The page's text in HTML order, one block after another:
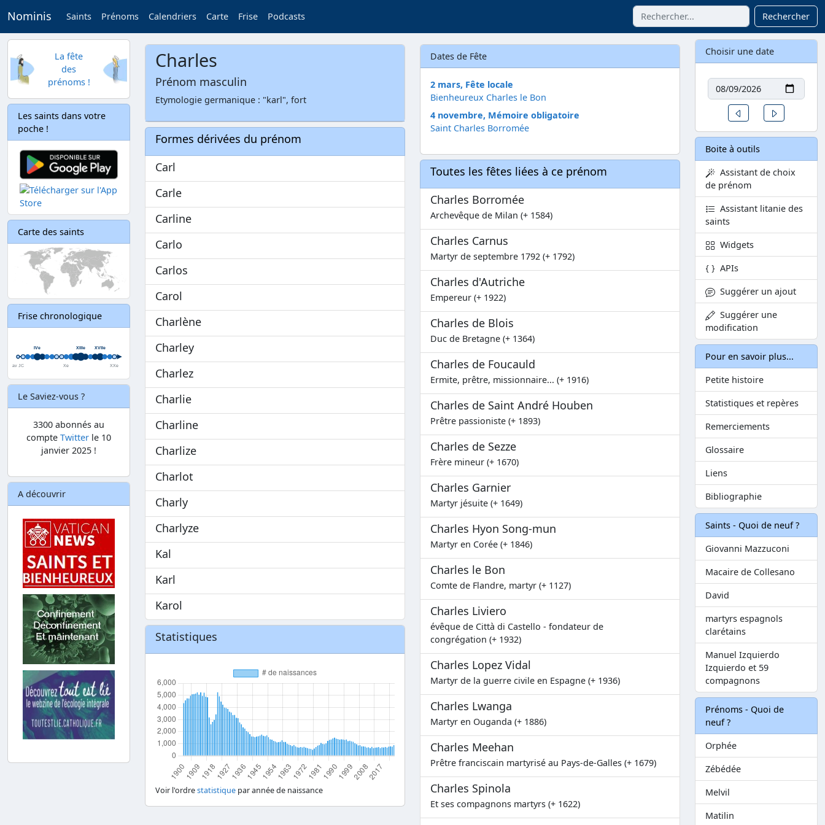
Nominis Saints Prénoms Calendriers Carte Frise Podcasts Rechercher
La fête
des
prénoms !
Les saints dans votre
poche !
Carte des saints
Frise chronologique
Le Saviez-vous ?
3300 abonnés au
compte Twitter le 10
janvier 2025 !
A découvrir
Charles
Prénom masculin
Etymologie germanique : "karl", fort
Formes dérivées du prénom
Carl
Carle
Carline
Carlo
Carlos
Carol
Charlène
Charley
Charlez
Charlie
Charline
Charlize
Charlot
Charly
Charlyze
Kal
Karl
Karol
Statistiques
Voir l'ordrestatistique par année de naissance
Dates de Fête
2 mars, Fête locale
Bienheureux Charles le Bon
4 novembre, Mémoire obligatoire
Saint Charles Borromée
Toutes les fêtes liées à ce prénom
Charles Borromée
Archevêque de Milan (+ 1584)
Charles Carnus
Martyr de septembre 1792 (+ 1792)
Charles d'Autriche
Empereur (+ 1922)
Charles de Blois
Duc de Bretagne (+ 1364)
Charles de Foucauld
Ermite, prêtre, missionnaire... (+ 1916)
Charles de Saint André Houben
Prêtre passioniste (+ 1893)
Charles de Sezze
Frère mineur (+ 1670)
Charles Garnier
Martyr jésuite (+ 1649)
Charles Hyon Song-mun
Martyr en Corée (+ 1846)
Charles le Bon
Comte de Flandre, martyr (+ 1127)
Charles Liviero
évêque de Città di Castello - fondateur de
congrégation (+ 1932)
Charles Lopez Vidal
Martyr de la guerre civile en Espagne (+ 1936)
Charles Lwanga
Martyr en Ouganda (+ 1886)
Charles Meehan
Prêtre franciscain martyrisé au Pays-de-Galles (+ 1679)
Charles Spinola
Et ses compagnons martyrs (+ 1622)
Choisir une date
Date
Un jour avant
Boite à outils
Assistant de choix
de prénom
Assistant litanie des
saints
Widgets
APIs
Suggérer un ajout
Suggérer une
modification
Pour en savoir plus...
Petite histoire
Statistiques et repères
Remerciements
Glossaire
Liens
Bibliographie
Saints - Quoi de neuf ?
Giovanni Mazzuconi
Macaire de Collesano
David
martyrs espagnols
clarétains
Manuel Izquierdo
Izquierdo et 59
compagnons
Prénoms - Quoi de
neuf ?
Orphée
Zébédée
Melvil
Matilin